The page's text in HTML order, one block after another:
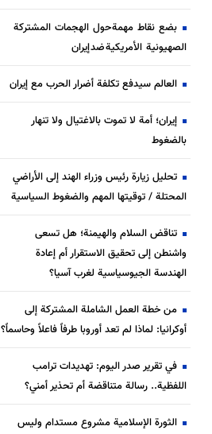
بضع نقاط مهمة حول الهجمات المشتركة
الصهيونية الأمريكية ضد إيران
العالم سيدفع تكلفة أضرار الحرب مع إيران
إيران؛ أمة لا تموت بالاغتيال ولا تنهار
بالضغوط
تحليل زيارة رئيس وزراء الهند إلى الأراضي
المحتلة / توقيتها المهم والضغوط السياسية
تناقض السلام والهيمنة؛ هل تسعى
واشنطن إلى تحقيق الاستقرار أم إعادة
الهندسة الجيوسياسية لغرب آسيا؟
من خطة العمل الشاملة المشتركة إلى
أوكرانيا: لماذا لم تعد أوروبا طرفاً فاعلاً وحاسماً؟
في تقرير صدر اليوم: تهديدات ترامب
اللفظية.. رسالة متناقضة أم تحذير أمني؟
الثورة الإسلامية مشروع مستدام وليس